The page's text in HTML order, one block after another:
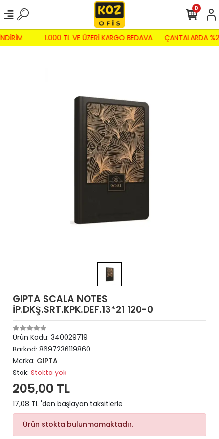
1.000 TL VE ÜZERİ KARGO BEDAVA ÇANTALARDA
0
GIPTA SCALA NOTES
İP.DKŞ.SRT.KPK.DEF.13*21 120-0
Ürün Kodu: 340029719
Barkod: 8697236119860
Marka: GIPTA
Stok: Stokta yok
205,00 TL
17,08 TL 'den başlayan taksitlerle
Ürün stokta bulunmamaktadır.